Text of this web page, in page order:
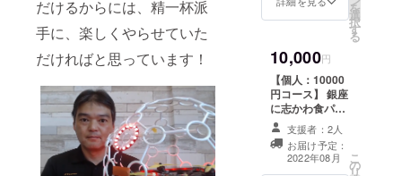
だけるからには、精一杯派
手に、楽しくやらせていた
だければと思っています！
は、乃
がみと
ンの老
舗で、
全国に
多数店
舗を展
開して
いま
す。 外
多数店舗を展開
しています。 外
はもっちり、中
はふんわりした
独特の食感は一
度食べると病み
つきになること
請け合い。 今回
のクラウドファ
を
選
択
す
る
10,000円
【個人：10000
円コース】 銀座
に志かわ食パン2
本、DECドロー
ンパーク使用券
または大会参加
券2回分 【に志
支援者：2人
お届け予定：
2022年08月
こ
の
リ